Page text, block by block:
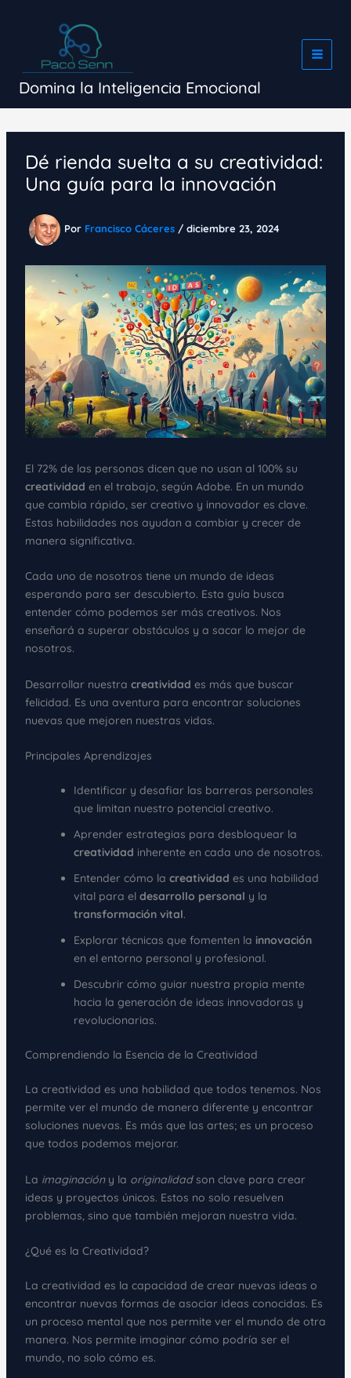
Domina la Inteligencia Emocional
Dé rienda suelta a su creatividad:
Una guía para la innovación
Por Francisco Cáceres / diciembre 23, 2024
El 72% de las personas dicen que no usan al 100% su
creatividad en el trabajo, según Adobe. En un mundo
que cambia rápido, ser creativo y innovador es clave.
Estas habilidades nos ayudan a cambiar y crecer de
manera significativa.
Cada uno de nosotros tiene un mundo de ideas
esperando para ser descubierto. Esta guía busca
entender cómo podemos ser más creativos. Nos
enseñará a superar obstáculos y a sacar lo mejor de
nosotros.
Desarrollar nuestra creatividad es más que buscar
felicidad. Es una aventura para encontrar soluciones
nuevas que mejoren nuestras vidas.
Principales Aprendizajes
Identificar y desafiar las barreras personales
que limitan nuestro potencial creativo.
Aprender estrategias para desbloquear la
creatividad inherente en cada uno de nosotros.
Entender cómo la creatividad es una habilidad
vital para el desarrollo personal y la
transformación vital.
Explorar técnicas que fomenten la innovación
en el entorno personal y profesional.
Descubrir cómo guiar nuestra propia mente
hacia la generación de ideas innovadoras y
revolucionarias.
Comprendiendo la Esencia de la Creatividad
La creatividad es una habilidad que todos tenemos. Nos
permite ver el mundo de manera diferente y encontrar
soluciones nuevas. Es más que las artes; es un proceso
que todos podemos mejorar.
La imaginacióny la originalidadson clave para crear
ideas y proyectos únicos. Estos no solo resuelven
problemas, sino que también mejoran nuestra vida.
¿Qué es la Creatividad?
La creatividad es la capacidad de crear nuevas ideas o
encontrar nuevas formas de asociar ideas conocidas. Es
un proceso mental que nos permite ver el mundo de otra
manera. Nos permite imaginar cómo podría ser el
mundo, no solo cómo es.